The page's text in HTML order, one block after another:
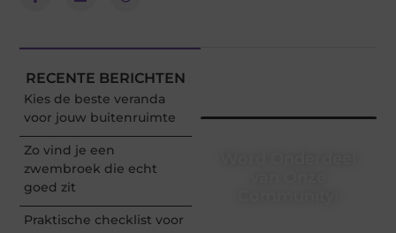
RECENTE BERICHTEN
Kies de beste veranda
voor jouw buitenruimte
Zo vind je een
zwembroek die echt
goed zit
Praktische checklist voor